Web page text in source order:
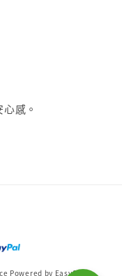
感。
Powered by EasyStore